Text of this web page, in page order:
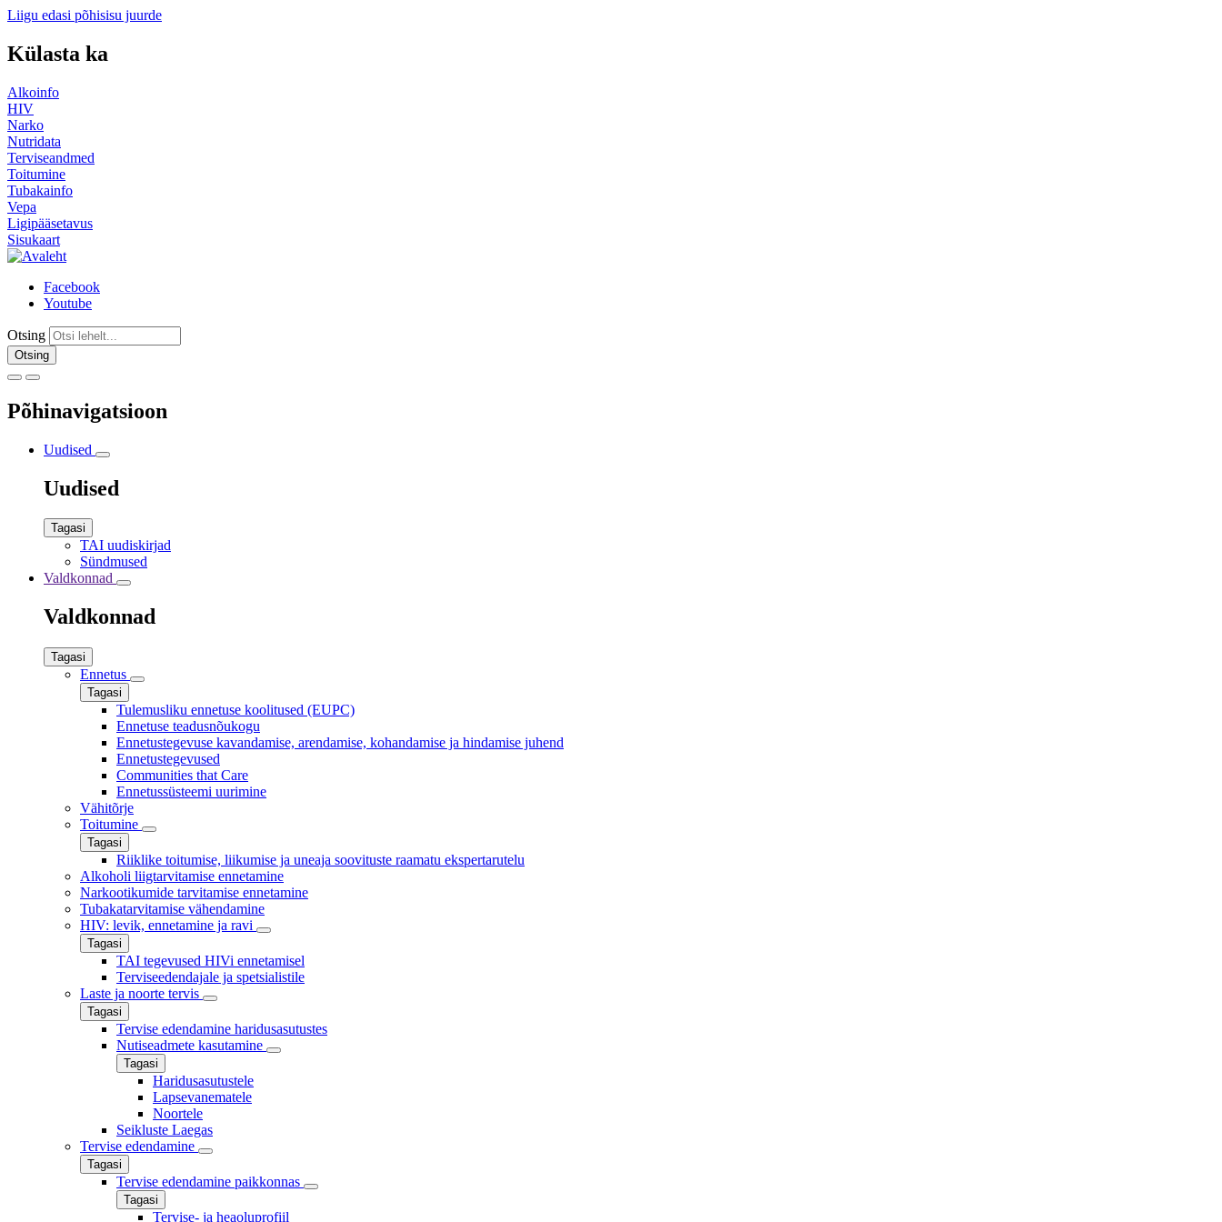
Liigu edasi põhisisu juurde
Külasta ka
Alkoinfo
HIV
Narko
Nutridata
Terviseandmed
Toitumine
Tubakainfo
Vepa
Ligipääsetavus
Sisukaart
Facebook
Youtube
Otsing
Põhinavigatsioon
Uudised
Uudised
Tagasi
TAI uudiskirjad
Sündmused
Valdkonnad
Valdkonnad
Tagasi
Ennetus
Tagasi
Tulemusliku ennetuse koolitused (EUPC)
Ennetuse teadusnõukogu
Ennetustegevuse kavandamise, arendamise, kohandamise ja hindamise juhend
Ennetustegevused
Communities that Care
Ennetussüsteemi uurimine
Vähitõrje
Toitumine
Tagasi
Riiklike toitumise, liikumise ja uneaja soovituste raamatu ekspertarutelu
Alkoholi liigtarvitamise ennetamine
Narkootikumide tarvitamise ennetamine
Tubakatarvitamise vähendamine
HIV: levik, ennetamine ja ravi
Tagasi
TAI tegevused HIVi ennetamisel
Terviseedendajale ja spetsialistile
Laste ja noorte tervis
Tagasi
Tervise edendamine haridusasutustes
Nutiseadmete kasutamine
Tagasi
Haridusasutustele
Lapsevanematele
Noortele
Seikluste Laegas
Tervise edendamine
Tagasi
Tervise edendamine paikkonnas
Tagasi
Tervise- ja heaoluprofiil